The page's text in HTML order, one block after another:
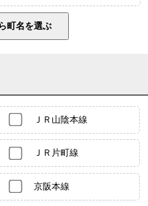
ＪＲ山陰本線
ＪＲ片町線
京阪本線